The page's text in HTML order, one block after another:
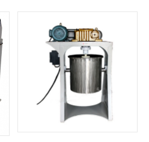
deux réservoirs